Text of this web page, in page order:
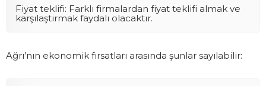
Fiyat teklifi: Farklı firmalardan fiyat teklifi almak ve
karşılaştırmak faydalı olacaktır.
Ağrı’nın ekonomik fırsatları arasında şunlar sayılabilir: